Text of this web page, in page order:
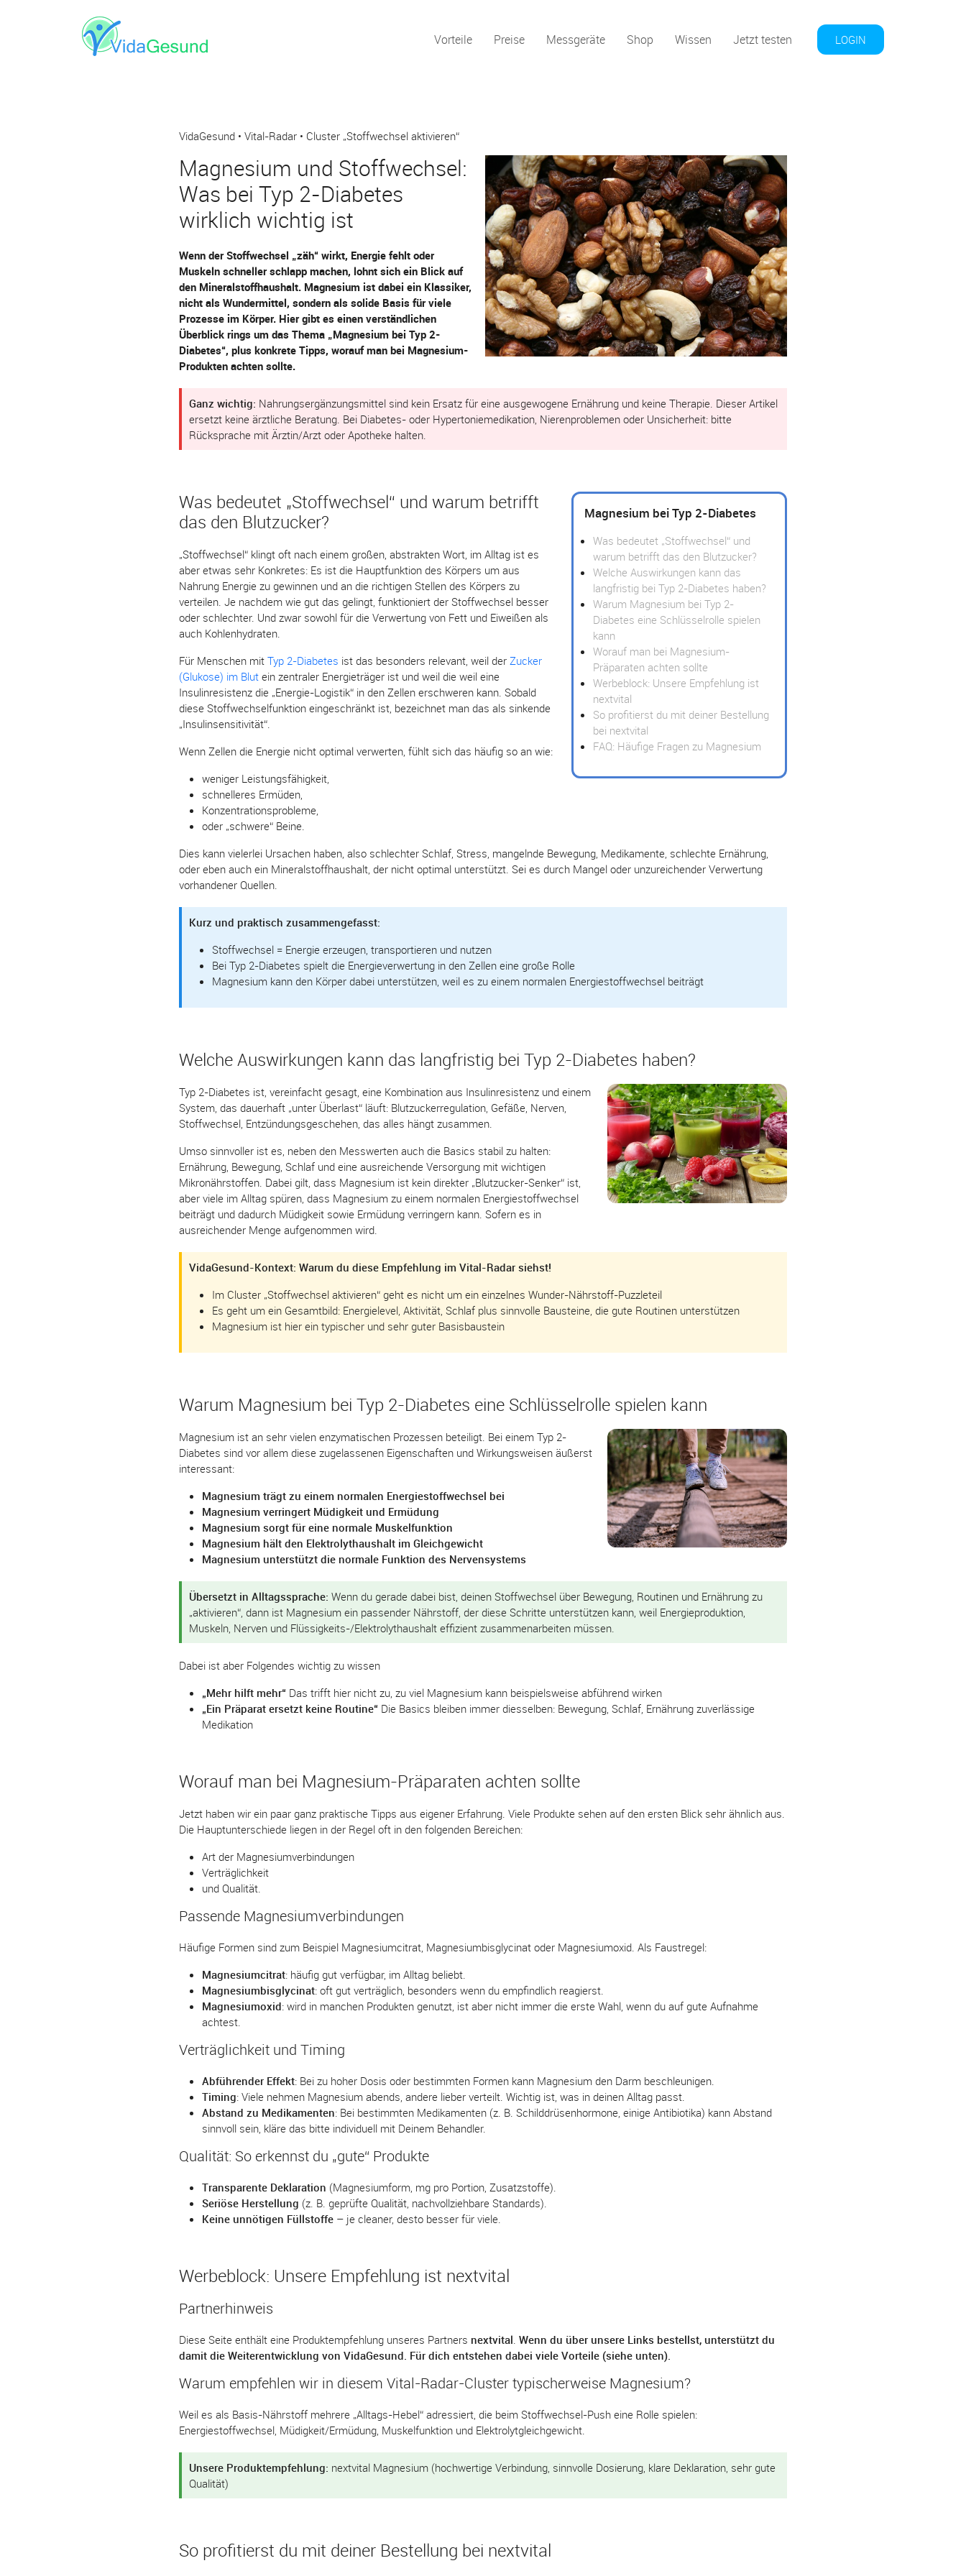
Vorteile Preise Messgeräte Shop Wissen Jetzt testen LOGIN
VidaGesund • Vital-Radar • Cluster „Stoffwechsel aktivieren“
Magnesium und Stoffwechsel:
Was bei Typ 2-Diabetes
wirklich wichtig ist
Wenn der Stoffwechsel „zäh“ wirkt, Energie fehlt oder
Muskeln schneller schlapp machen, lohnt sich ein Blick auf
den Mineralstoffhaushalt. Magnesium ist dabei ein Klassiker,
nicht als Wundermittel, sondern als solide Basis für viele
Prozesse im Körper. Hier gibt es einen verständlichen
Überblick rings um das Thema „Magnesium bei Typ 2-
Diabetes“, plus konkrete Tipps, worauf man bei Magnesium-
Produkten achten sollte.
Ganz wichtig: Nahrungsergänzungsmittel sind kein Ersatz für eine ausgewogene Ernährung und keine Therapie. Dieser Artikel
ersetzt keine ärztliche Beratung. Bei Diabetes- oder Hypertoniemedikation, Nierenproblemen oder Unsicherheit: bitte
Rücksprache mit Ärztin/Arzt oder Apotheke halten.
Magnesium bei Typ 2-Diabetes
Was bedeutet „Stoffwechsel“ und
warum betrifft das den Blutzucker?
Welche Auswirkungen kann das
langfristig bei Typ 2-Diabetes haben?
Warum Magnesium bei Typ 2-
Diabetes eine Schlüsselrolle spielen
kann
Worauf man bei Magnesium-
Präparaten achten sollte
Werbeblock: Unsere Empfehlung ist
nextvital
So profitierst du mit deiner Bestellung
bei nextvital
FAQ: Häufige Fragen zu Magnesium
Was bedeutet „Stoffwechsel“ und warum betrifft
das den Blutzucker?
„Stoffwechsel“ klingt oft nach einem großen, abstrakten Wort, im Alltag ist es
aber etwas sehr Konkretes: Es ist die Hauptfunktion des Körpers um aus
Nahrung Energie zu gewinnen und an die richtigen Stellen des Körpers zu
verteilen. Je nachdem wie gut das gelingt, funktioniert der Stoffwechsel besser
oder schlechter. Und zwar sowohl für die Verwertung von Fett und Eiweißen als
auch Kohlenhydraten.
Für Menschen mit Typ 2-Diabetes ist das besonders relevant, weil der Zucker
(Glukose) im Blut ein zentraler Energieträger ist und weil die weil eine
Insulinresistenz die „Energie-Logistik“ in den Zellen erschweren kann. Sobald
diese Stoffwechselfunktion eingeschränkt ist, bezeichnet man das als sinkende
„Insulinsensitivität“.
Wenn Zellen die Energie nicht optimal verwerten, fühlt sich das häufig so an wie:
weniger Leistungsfähigkeit,
schnelleres Ermüden,
Konzentrationsprobleme,
oder „schwere“ Beine.
Dies kann vielerlei Ursachen haben, also schlechter Schlaf, Stress, mangelnde Bewegung, Medikamente, schlechte Ernährung,
oder eben auch ein Mineralstoffhaushalt, der nicht optimal unterstützt. Sei es durch Mangel oder unzureichender Verwertung
vorhandener Quellen.
Kurz und praktisch zusammengefasst:
Stoffwechsel = Energie erzeugen, transportieren und nutzen
Bei Typ 2-Diabetes spielt die Energieverwertung in den Zellen eine große Rolle
Magnesium kann den Körper dabei unterstützen, weil es zu einem normalen Energiestoffwechsel beiträgt
Welche Auswirkungen kann das langfristig bei Typ 2-Diabetes haben?
Typ 2-Diabetes ist, vereinfacht gesagt, eine Kombination aus Insulinresistenz und einem
System, das dauerhaft „unter Überlast“ läuft: Blutzuckerregulation, Gefäße, Nerven,
Stoffwechsel, Entzündungsgeschehen, das alles hängt zusammen.
Umso sinnvoller ist es, neben den Messwerten auch die Basics stabil zu halten:
Ernährung, Bewegung, Schlaf und eine ausreichende Versorgung mit wichtigen
Mikronährstoffen. Dabei gilt, dass Magnesium ist kein direkter „Blutzucker-Senker“ ist,
aber viele im Alltag spüren, dass Magnesium zu einem normalen Energiestoffwechsel
beiträgt und dadurch Müdigkeit sowie Ermüdung verringern kann. Sofern es in
ausreichender Menge aufgenommen wird.
VidaGesund-Kontext: Warum du diese Empfehlung im Vital-Radar siehst!
Im Cluster „Stoffwechsel aktivieren“ geht es nicht um ein einzelnes Wunder-Nährstoff-Puzzleteil
Es geht um ein Gesamtbild: Energielevel, Aktivität, Schlaf plus sinnvolle Bausteine, die gute Routinen unterstützen
Magnesium ist hier ein typischer und sehr guter Basisbaustein
Warum Magnesium bei Typ 2-Diabetes eine Schlüsselrolle spielen kann
Magnesium ist an sehr vielen enzymatischen Prozessen beteiligt. Bei einem Typ 2-
Diabetes sind vor allem diese zugelassenen Eigenschaften und Wirkungsweisen äußerst
interessant:
Magnesium trägt zu einem normalen Energiestoffwechsel bei
Magnesium verringert Müdigkeit und Ermüdung
Magnesium sorgt für eine normale Muskelfunktion
Magnesium hält den Elektrolythaushalt im Gleichgewicht
Magnesium unterstützt die normale Funktion des Nervensystems
Übersetzt in Alltagssprache: Wenn du gerade dabei bist, deinen Stoffwechsel über Bewegung, Routinen und Ernährung zu
„aktivieren“, dann ist Magnesium ein passender Nährstoff, der diese Schritte unterstützen kann, weil Energieproduktion,
Muskeln, Nerven und Flüssigkeits-/Elektrolythaushalt effizient zusammenarbeiten müssen.
Dabei ist aber Folgendes wichtig zu wissen
„Mehr hilft mehr“ Das trifft hier nicht zu, zu viel Magnesium kann beispielsweise abführend wirken
„Ein Präparat ersetzt keine Routine“ Die Basics bleiben immer diesselben: Bewegung, Schlaf, Ernährung zuverlässige
Medikation
Worauf man bei Magnesium-Präparaten achten sollte
Jetzt haben wir ein paar ganz praktische Tipps aus eigener Erfahrung. Viele Produkte sehen auf den ersten Blick sehr ähnlich aus.
Die Hauptunterschiede liegen in der Regel oft in den folgenden Bereichen:
Art der Magnesiumverbindungen
Verträglichkeit
und Qualität.
Passende Magnesiumverbindungen
Häufige Formen sind zum Beispiel Magnesiumcitrat, Magnesiumbisglycinat oder Magnesiumoxid. Als Faustregel:
Magnesiumcitrat: häufig gut verfügbar, im Alltag beliebt.
Magnesiumbisglycinat: oft gut verträglich, besonders wenn du empfindlich reagierst.
Magnesiumoxid: wird in manchen Produkten genutzt, ist aber nicht immer die erste Wahl, wenn du auf gute Aufnahme
achtest.
Verträglichkeit und Timing
Abführender Effekt: Bei zu hoher Dosis oder bestimmten Formen kann Magnesium den Darm beschleunigen.
Timing: Viele nehmen Magnesium abends, andere lieber verteilt. Wichtig ist, was in deinen Alltag passt.
Abstand zu Medikamenten: Bei bestimmten Medikamenten (z. B. Schilddrüsenhormone, einige Antibiotika) kann Abstand
sinnvoll sein, kläre das bitte individuell mit Deinem Behandler.
Qualität: So erkennst du „gute“ Produkte
Transparente Deklaration (Magnesiumform, mg pro Portion, Zusatzstoffe).
Seriöse Herstellung (z. B. geprüfte Qualität, nachvollziehbare Standards).
Keine unnötigen Füllstoffe – je cleaner, desto besser für viele.
Werbeblock: Unsere Empfehlung ist nextvital
Partnerhinweis
Diese Seite enthält eine Produktempfehlung unseres Partners nextvital. Wenn du über unsere Links bestellst, unterstützt du
damit die Weiterentwicklung von VidaGesund. Für dich entstehen dabei viele Vorteile (siehe unten).
Warum empfehlen wir in diesem Vital-Radar-Cluster typischerweise Magnesium?
Weil es als Basis-Nährstoff mehrere „Alltags-Hebel“ adressiert, die beim Stoffwechsel-Push eine Rolle spielen:
Energiestoffwechsel, Müdigkeit/Ermüdung, Muskelfunktion und Elektrolytgleichgewicht.
Unsere Produktempfehlung: nextvital Magnesium (hochwertige Verbindung, sinnvolle Dosierung, klare Deklaration, sehr gute
Qualität)
So profitierst du mit deiner Bestellung bei nextvital